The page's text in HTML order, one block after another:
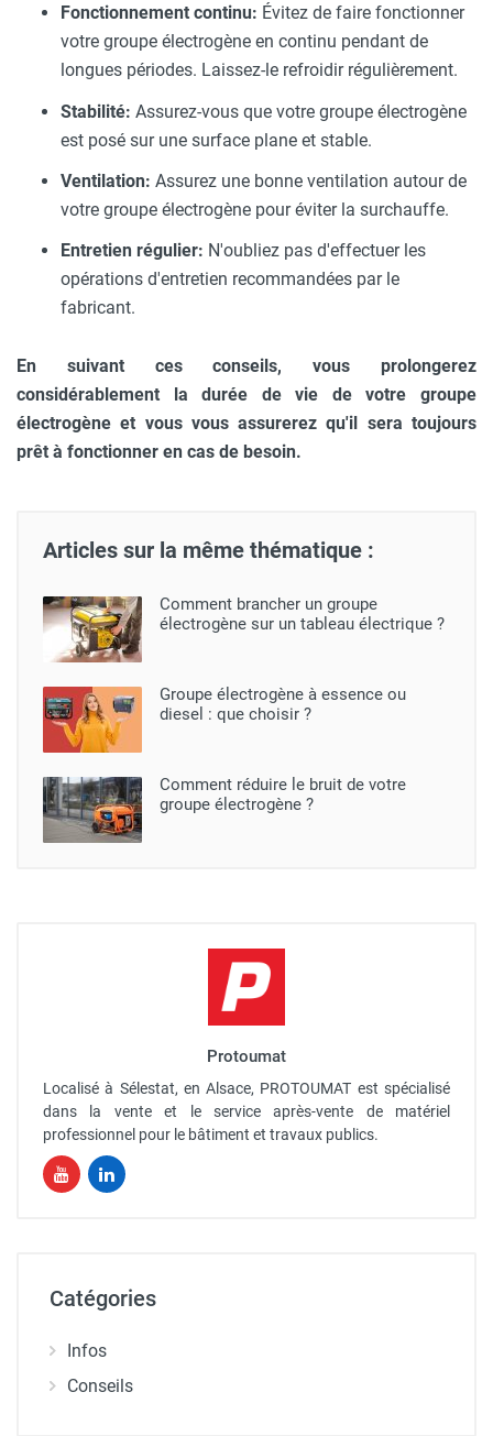
Fonctionnement continu: Évitez de faire fonctionner
votre groupe électrogène en continu pendant de
longues périodes. Laissez-le refroidir régulièrement.
Stabilité: Assurez-vous que votre groupe électrogène
est posé sur une surface plane et stable.
Ventilation: Assurez une bonne ventilation autour de
votre groupe électrogène pour éviter la surchauffe.
Entretien régulier: N'oubliez pas d'effectuer les
opérations d'entretien recommandées par le
fabricant.
En suivant ces conseils, vous prolongerez
considérablement la durée de vie de votre groupe
électrogène et vous vous assurerez qu'il sera toujours
prêt à fonctionner en cas de besoin.
Articles sur la même thématique :
Comment brancher un groupe
électrogène sur un tableau électrique​ ?
Groupe électrogène à essence ou
diesel : que choisir ?
Comment réduire le bruit de votre
groupe électrogène ?
Protoumat
Localisé à Sélestat, en Alsace, PROTOUMAT est spécialisé
dans la vente et le service après-vente de matériel
professionnel pour le bâtiment et travaux publics.
Catégories
Infos
Conseils